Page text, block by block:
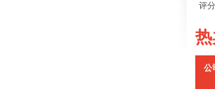
评分
公